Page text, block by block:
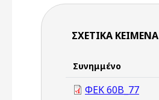
ΣΧΕΤΙΚΆ ΚΕΊΜΕΝΑ
Συνημμένο
ΦΕΚ 60Β_77